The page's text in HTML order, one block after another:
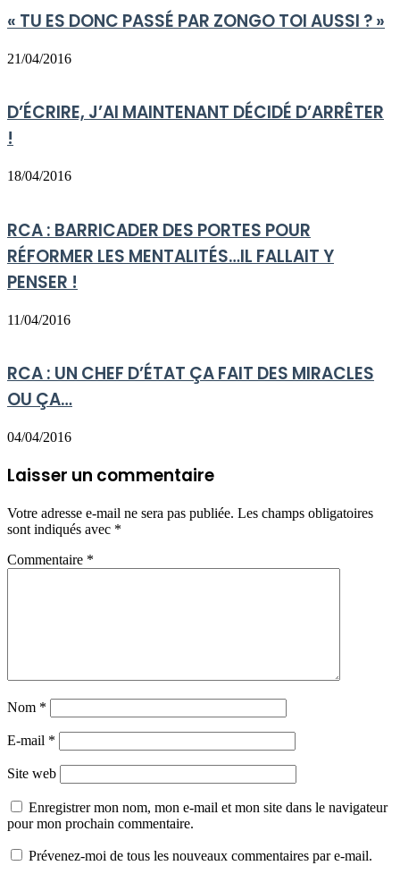
« TU ES DONC PASSÉ PAR ZONGO TOI AUSSI ? »
21/04/2016
D’ÉCRIRE, J’AI MAINTENANT DÉCIDÉ D’ARRÊTER
!
18/04/2016
RCA : BARRICADER DES PORTES POUR
RÉFORMER LES MENTALITÉS…IL FALLAIT Y
PENSER !
11/04/2016
RCA : UN CHEF D’ÉTAT ÇA FAIT DES MIRACLES
OU ÇA…
04/04/2016
Laisser un commentaire
Votre adresse e-mail ne sera pas publiée. Les champs obligatoires
sont indiqués avec *
Commentaire *
Nom *
E-mail *
Site web
Enregistrer mon nom, mon e-mail et mon site dans le navigateur
pour mon prochain commentaire.
Prévenez-moi de tous les nouveaux commentaires par e-mail.